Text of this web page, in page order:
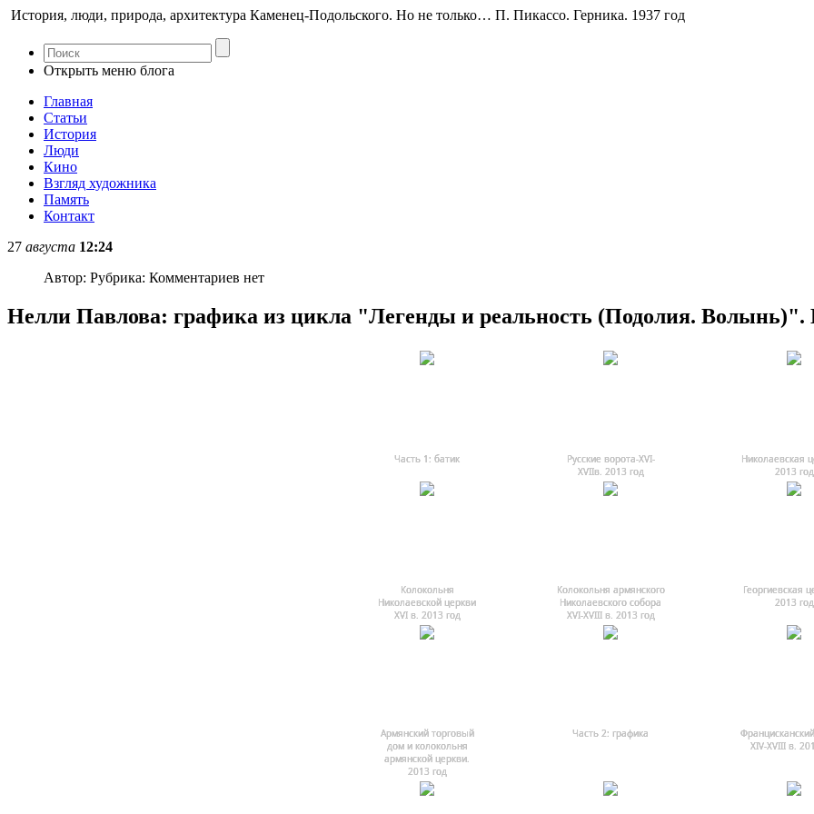
История, люди, природа, архитектура Каменец-Подольского. Но не только… П. Пикассо. Герника. 1937 год
Открыть меню блога
Главная
Статьи
История
Люди
Кино
Взгляд художника
Память
Контакт
27 августа 12:24
Автор: Рубрика: Комментариев нет
Нелли Павлова: графика из цикла "Легенды и реальность (Подолия. Волынь)".
Часть 1: батик
Русские ворота-ХVI-
ХVIIв. 2013 год
Николаевская
2013 год
Колокольня
Николаевской церкви
ХVI в. 2013 год
Колокольня армянского
Николаевского собора
ХVI-ХVIII в. 2013 год
Георгиевская
2013 год
Армянский торговый
дом и колокольня
армянской церкви.
2013 год
Часть 2: графика
ХIV-ХVIII в.